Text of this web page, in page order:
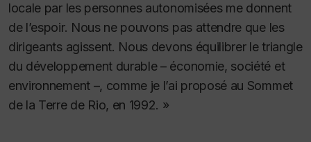
locale par les personnes autonomisées me donnent
de l’espoir. Nous ne pouvons pas attendre que les
dirigeants agissent. Nous devons équilibrer le triangle
du développement durable – économie, société et
environnement –, comme je l’ai proposé au Sommet
de la Terre de Rio, en 1992. »